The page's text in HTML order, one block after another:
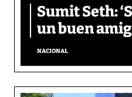
Sumit Seth:
un buen
NACIONAL